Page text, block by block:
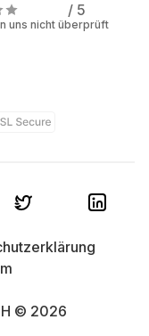
/ 5
uns nicht überprüft
© 2026